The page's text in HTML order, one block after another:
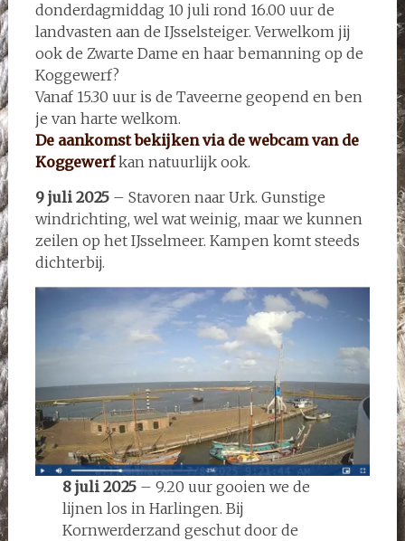
donderdagmiddag 10 juli rond 16.00 uur de
landvasten aan de IJsselsteiger. Verwelkom jij
ook de Zwarte Dame en haar bemanning op de
Koggewerf?
Vanaf 15.30 uur is de Taveerne geopend en ben
je van harte welkom.
De aankomst bekijken via de webcam van de
Koggewerf kan natuurlijk ook.
9 juli 2025 – Stavoren naar Urk. Gunstige
windrichting, wel wat weinig, maar we kunnen
zeilen op het IJsselmeer. Kampen komt steeds
dichterbij.
8 juli 2025– 9.20 uur gooien we de
lijnen los in Harlingen. Bij
Kornwerderzand geschut door de